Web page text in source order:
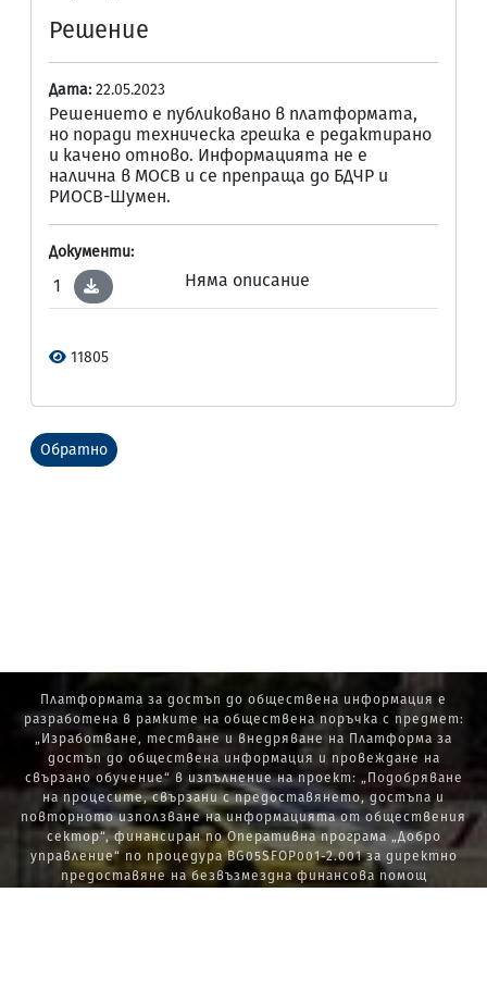
Решение
Дата: 22.05.2023
Решението е публиковано в платформата,
но поради техническа грешка е редактирано
и качено отново. Информацията не е
налична в МОСВ и се препраща до БДЧР и
РИОСВ-Шумен.
Документи:
1 Няма описание
11805
Обратно
Платформата за достъп до обществена информация е
разработена в рамките на обществена поръчка с предмет:
„Изработване, тестване и внедряване на Платформа за
достъп до обществена информация и провеждане на
свързано обучение“ в изпълнение на проект: „Подобряване
на процесите, свързани с предоставянето, достъпа и
повторното използване на информацията от обществения
сектор“, финансиран по Оперативна програма „Добро
управление“ по процедура BG05SFOP001-2.001 за директно
предоставяне на безвъзмездна финансова помощ